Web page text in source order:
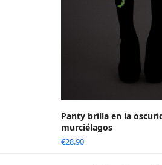
Panty brilla en la
murciélagos
€28.90